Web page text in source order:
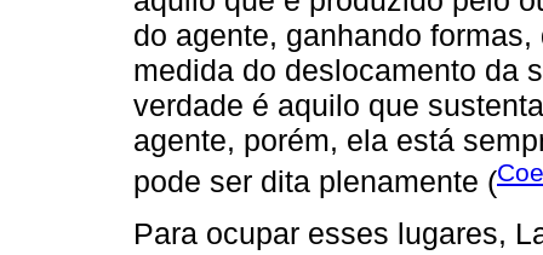
do agente, ganhando
medida do deslocamento da
verdade é aquilo que
agente, porém, ela está
pode ser dita plenamente (
Para ocupar esses lugares,